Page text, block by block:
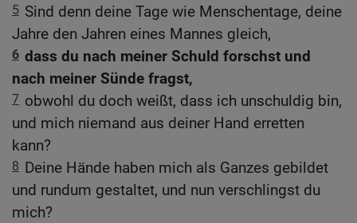
5 Sind denn deine Tage wie Menschentage, deine
Jahre den Jahren eines Mannes gleich,
6 dass du nach meiner Schuld forschst und
nach meiner Sünde fragst,
7 obwohl du doch weißt, dass ich unschuldig bin,
und mich niemand aus deiner Hand erretten
kann?
8 Deine Hände haben mich als Ganzes gebildet
und rundum gestaltet, und nun verschlingst du
mich?